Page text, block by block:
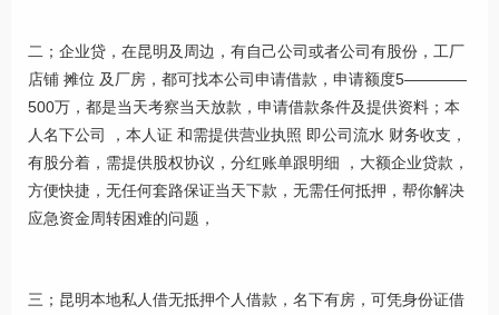
二；企业贷，在昆明及周边，有自己公司或者公司有股份，工厂
店铺 摊位 及厂房，都可找本公司申请借款，申请额度5————
500万，都是当天考察当天放款，申请借款条件及提供资料；本
人名下公司 ，本人证 和需提供营业执照 即公司流水 财务收支，
有股分着，需提供股权协议，分红账单跟明细 ，大额企业贷款，
方便快捷，无任何套路保证当天下款，无需任何抵押，帮你解决
应急资金周转困难的问题，
三；昆明本地私人借无抵押个人借款，名下有房，可凭身份证借